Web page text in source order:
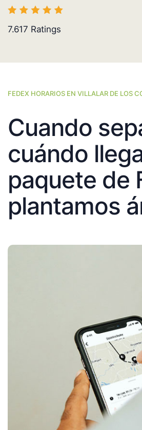
7.617 Ratings
FEDEX HORARIOS EN VILLALAR DE LOS
Cuando
cuándo
paquete de
plantamos